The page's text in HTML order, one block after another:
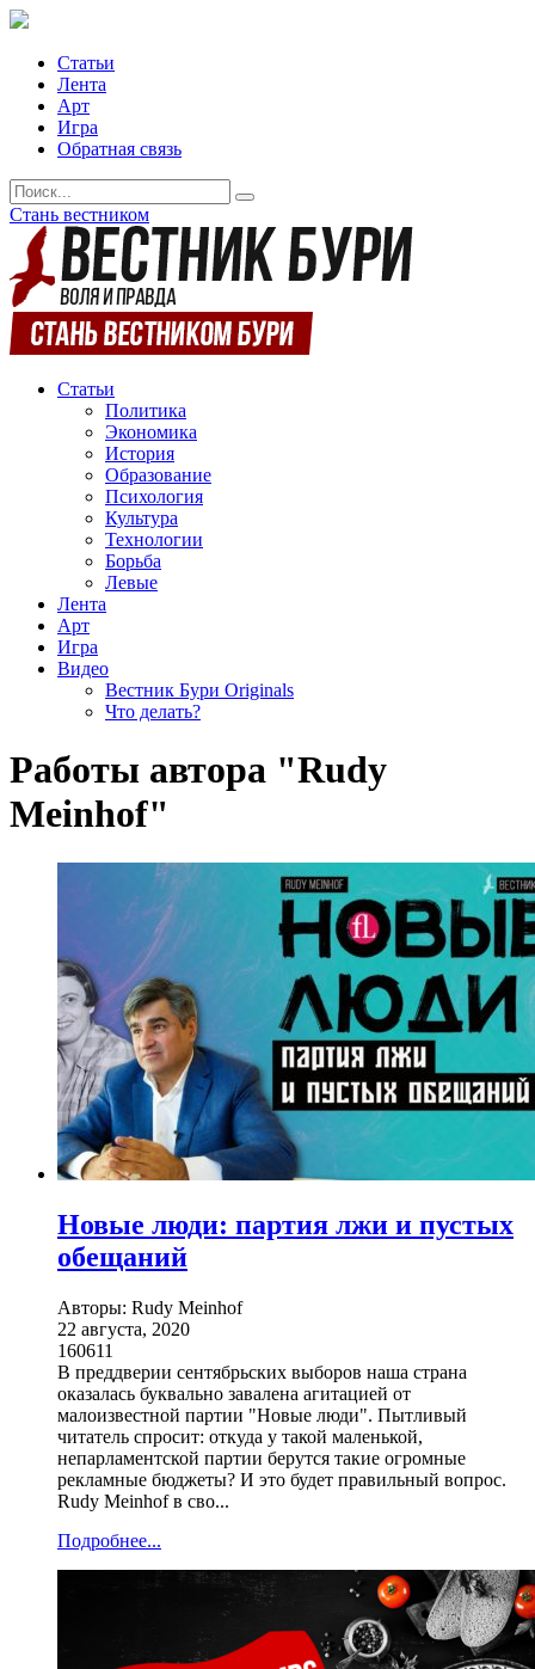
Статьи
Лента
Арт
Игра
Обратная связь
Стань вестником
Статьи
Политика
Экономика
История
Образование
Психология
Культура
Технологии
Борьба
Левые
Лента
Арт
Игра
Видео
Вестник Бури Originals
Что делать?
Работы автора "Rudy
Meinhof"
Новые люди: партия лжи и пустых
обещаний
Авторы: Rudy Meinhof
22 августа, 2020
160611
В преддверии сентябрьских выборов наша страна
оказалась буквально завалена агитацией от
малоизвестной партии "Новые люди". Пытливый
читатель спросит: откуда у такой маленькой,
непарламентской партии берутся такие огромные
рекламные бюджеты? И это будет правильный вопрос.
Rudy Meinhof в сво...
Подробнее...